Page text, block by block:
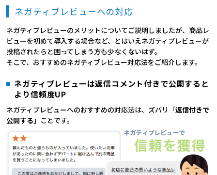
ネガティブレビューへの対応
ネガティブレビューのメリットについてご説明しましたが、商品レ
ビューを初めて導入する場合など、とはいえネガティブレビューが
投稿されたらと困ってしまう方も少なくないはず。
そこで、おすすめのネガティブレビュー対応法をご紹介します。
ネガティブレビューは返信コメント付きで公開すると
より信頼度UP
ネガティブレビューへのおすすめの対応法は、ズバリ「返信付きで
公開する 」ことです。